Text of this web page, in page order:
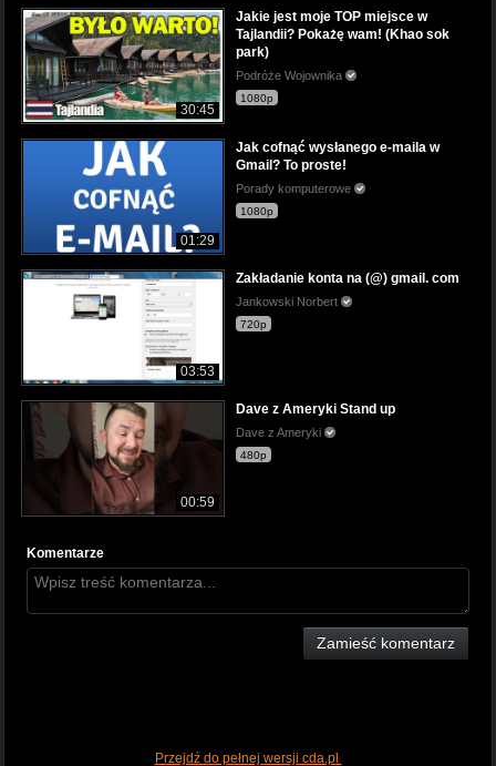
30:45
Jakie jest moje TOP miejsce w
Tajlandii? Pokażę wam! (Khao sok
park)
Podróże Wojownika
1080p
01:29
Jak cofnąć wysłanego e-maila w
Gmail? To proste!
Porady komputerowe
1080p
03:53
Zakładanie konta na (@) gmail. com
Jankowski Norbert
720p
00:59
Dave z Ameryki Stand up
Dave z Ameryki
480p
Komentarze
Zamieść komentarz
Przejdź do pełnej wersji cda.pl